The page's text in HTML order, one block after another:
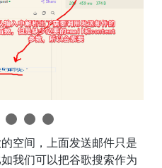
空间，上面发送邮件只是
我们可以把谷歌搜索作为